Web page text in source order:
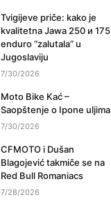
Tvigijeve priče: kako je
kvalitetna Jawa 250 и 175
enduro “zalutala” u
Jugoslaviju
7/30/2026
Moto Bike Kać –
Saopštenje o Ipone uljima
7/30/2026
CFMOTO i Dušan
Blagojević takmiče se na
Red Bull Romaniacs
7/28/2026